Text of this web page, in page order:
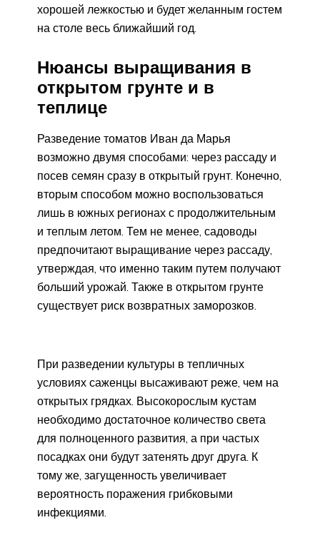
хорошей лежкостью и будет желанным гостем
на столе весь ближайший год.
Нюансы выращивания в
открытом грунте и в
теплице
Разведение томатов Иван да Марья
возможно двумя способами: через рассаду и
посев семян сразу в открытый грунт. Конечно,
вторым способом можно воспользоваться
лишь в южных регионах с продолжительным
и теплым летом. Тем не менее, садоводы
предпочитают выращивание через рассаду,
утверждая, что именно таким путем получают
больший урожай. Также в открытом грунте
существует риск возвратных заморозков.
При разведении культуры в тепличных
условиях саженцы высаживают реже, чем на
открытых грядках. Высокорослым кустам
необходимо достаточное количество света
для полноценного развития, а при частых
посадках они будут затенять друг друга. К
тому же, загущенность увеличивает
вероятность поражения грибковыми
инфекциями.